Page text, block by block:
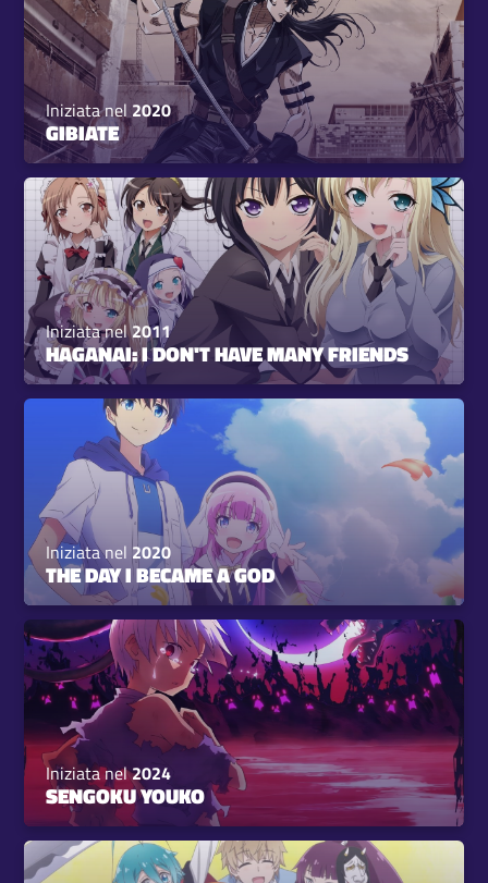
Iniziata nel 2020
GIBIATE
Iniziata nel2011
HAGANAI: I DON'T HAVE MANY FRIENDS
Iniziata nel 2020
THE DAY I BECAME A GOD
Iniziata nel2024
SENGOKU YOUKO